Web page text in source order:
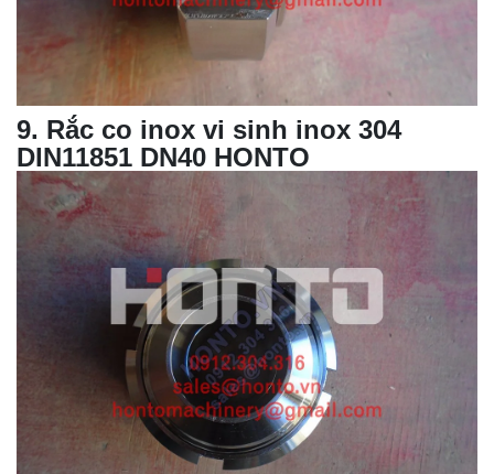
9. Rắc co inox vi sinh inox 304
DIN11851 DN40 HONTO